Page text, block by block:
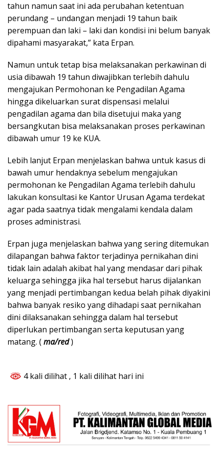
tahun namun saat ini ada perubahan ketentuan
perundang – undangan menjadi 19 tahun baik
perempuan dan laki – laki dan kondisi ini belum banyak
dipahami masyarakat,” kata Erpan.
Namun untuk tetap bisa melaksanakan perkawinan di
usia dibawah 19 tahun diwajibkan terlebih dahulu
mengajukan Permohonan ke Pengadilan Agama
hingga dikeluarkan surat dispensasi melalui
pengadilan agama dan bila disetujui maka yang
bersangkutan bisa melaksanakan proses perkawinan
dibawah umur 19 ke KUA.
Lebih lanjut Erpan menjelaskan bahwa untuk kasus di
bawah umur hendaknya sebelum mengajukan
permohonan ke Pengadilan Agama terlebih dahulu
lakukan konsultasi ke Kantor Urusan Agama terdekat
agar pada saatnya tidak mengalami kendala dalam
proses administrasi.
Erpan juga menjelaskan bahwa yang sering ditemukan
dilapangan bahwa faktor terjadinya pernikahan dini
tidak lain adalah akibat hal yang mendasar dari pihak
keluarga sehingga jika hal tersebut harus dijalankan
yang menjadi pertimbangan kedua belah pihak diyakini
bahwa banyak resiko yang dihadapi saat pernikahan
dini dilaksanakan sehingga dalam hal tersebut
diperlukan pertimbangan serta keputusan yang
matang. (ma/red)
4 kali dilihat , 1 kali dilihat hari ini